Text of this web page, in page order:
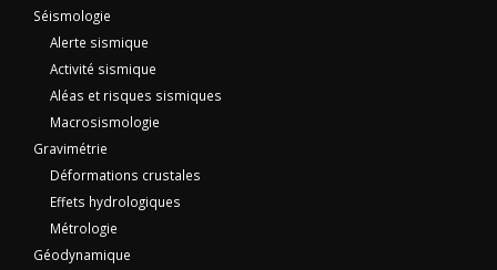
Séismologie
Alerte sismique
Activité sismique
Aléas et risques sismiques
Macrosismologie
Gravimétrie
Déformations crustales
Effets hydrologiques
Métrologie
Géodynamique